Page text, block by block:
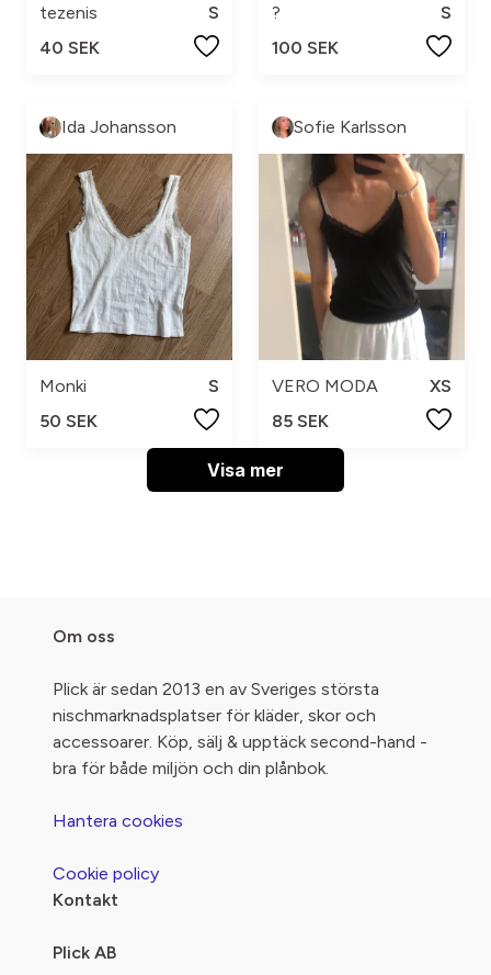
tezenis
S
40 SEK
?
S
100 SEK
Ida Johansson
Monki
S
50 SEK
Sofie Karlsson
VERO MODA
XS
85 SEK
Visa mer
Om oss
Plick är sedan 2013 en av Sveriges största
nischmarknadsplatser för kläder, skor och
accessoarer. Köp, sälj & upptäck second-hand -
bra för både miljön och din plånbok.
Hantera cookies
Cookie policy
Kontakt
Plick AB